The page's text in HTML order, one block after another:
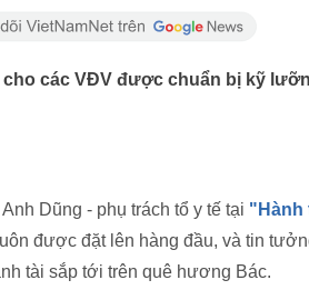
các VĐV được chuẩn bị kỹ
Dũng - phụ trách tổ y tế tại "Hành
được đặt lên hàng đầu, và tin
tài sắp tới trên quê hương Bác.